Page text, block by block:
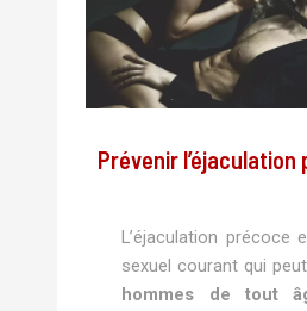
Prévenir l’éjaculation
L’éjaculation précoce
sexuel courant qui peut
hommes de tout